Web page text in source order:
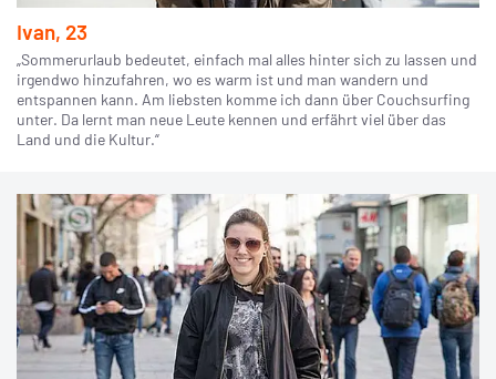
Ivan, 23
„Sommerurlaub bedeutet, einfach mal alles hinter sich zu lassen und
irgendwo hinzufahren, wo es warm ist und man wandern und
entspannen kann. Am liebsten komme ich dann über Couchsurfing
unter. Da lernt man neue Leute kennen und erfährt viel über das
Land und die Kultur.“